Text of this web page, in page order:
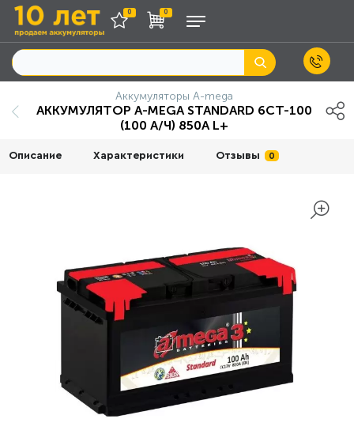
0 0
Аккумуляторы A-mega
АККУМУЛЯТОР A-MEGA STANDARD 6СТ-100
(100 А/Ч) 850A L+
Описание Характеристики Отзывы 0